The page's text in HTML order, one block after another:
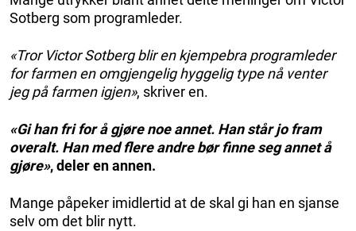
Sotberg som programleder.
«Tror Victor Sotberg blir en kjempebra programleder
for farmen en omgjengelig hyggelig type nå venter
jeg på farmen igjen», skriver en.
«Gi han fri for å gjøre noe annet. Han står jo fram
overalt. Han med flere andre bør finne seg annet å
gjøre», deler en annen.
Mange påpeker imidlertid at de skal gi han en sjanse
selv om det blir nytt.